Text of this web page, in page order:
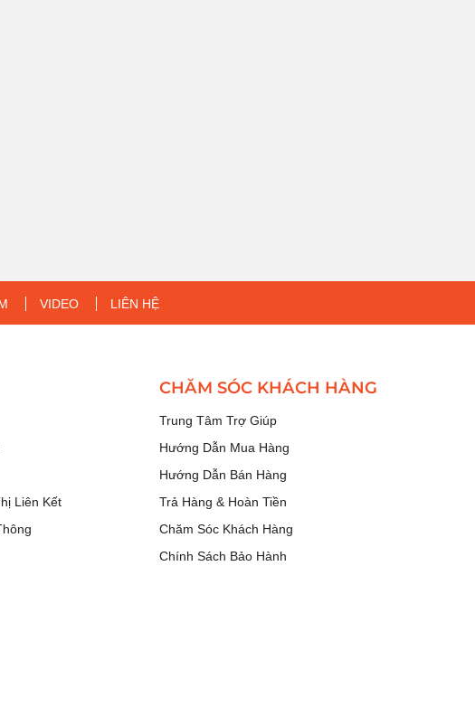
VIDEO LIÊN HỆ
Liên Kết
CHĂM SÓC KHÁCH HÀNG
Trung Tâm Trợ Giúp
Hướng Dẫn Mua Hàng
Hướng Dẫn Bán Hàng
Trả Hàng & Hoàn Tiền
Chăm Sóc Khách Hàng
Chính Sách Bảo Hành